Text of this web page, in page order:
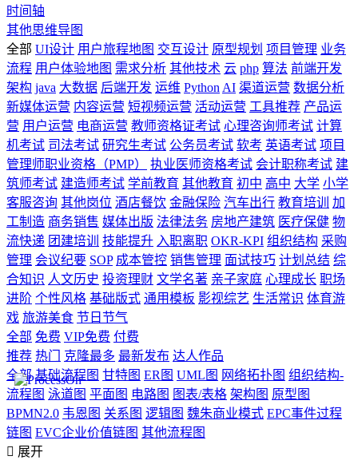
时间轴
其他思维导图
全部 UI设计 用户旅程地图 交互设计 原型规划 项目管理 业务
流程 用户体验地图 需求分析 其他技术 云 php 算法 前端开发
架构 java 大数据 后端开发 运维 Python AI 渠道运营 数据分析
新媒体运营 内容运营 短视频运营 活动运营 工具推荐 产品运
营 用户运营 电商运营 教师资格证考试 心理咨询师考试 计算
机考试 司法考试 研究生考试 公务员考试 软考 英语考试 项目
管理师职业资格（PMP）
执业医师资格考试 会计职称考试 建
筑师考试 建造师考试 学前教育 其他教育 初中 高中 大学 小学
客服咨询 其他岗位 酒店餐饮 金融保险 汽车出行 教育培训
加
工制造 商务销售 媒体出版 法律法务 房地产建筑 医疗保健 物
流快递 团建培训 技能提升 入职离职 OKR-KPI 组织结构 采购
管理 会议纪要 SOP 成本管控 销售管理 面试技巧 计划总结 综
合知识 人文历史 投资理财 文学名著 亲子家庭 心理成长 职场
进阶 个性风格 基础版式 通用模板 影视综艺 生活常识 体育游
戏 旅游美食 节日节气
全部 免费 VIP免费 付费
推荐 热门 克隆最多 最新发布 达人作品
全部 基础流程图 甘特图 ER图 UML图 网络拓扑图 组织结构-
流程图 泳道图 平面图 电路图 图表/表格 架构图 原型图
BPMN2.0 韦恩图 关系图 逻辑图 魏朱商业模式 EPC事件过程
链图 EVC企业价值链图 其他流程图
 展开